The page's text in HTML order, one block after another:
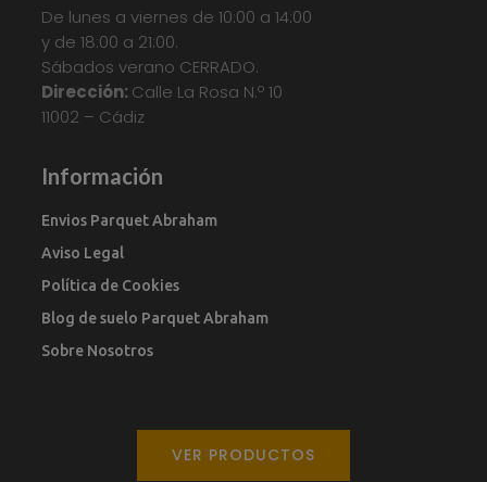
De lunes a viernes de 10:00 a 14:00
y de 18:00 a 21:00.
Sábados verano CERRADO.
Dirección:Calle La Rosa N.º 10
11002 – Cádiz
Información
Envios Parquet Abraham
Aviso Legal
Política de Cookies
Blog de suelo Parquet Abraham
Sobre Nosotros
VER PRODUCTOS